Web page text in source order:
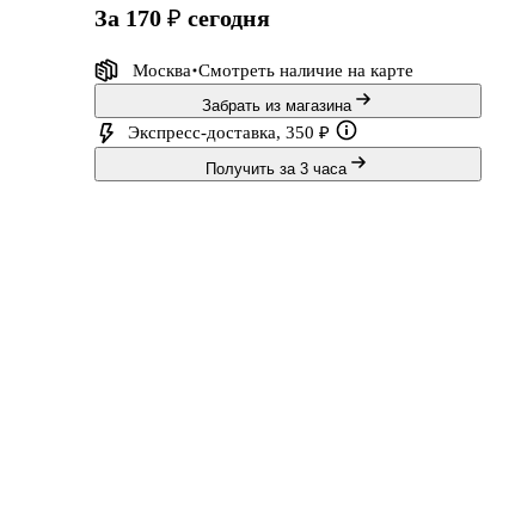
за 170 ₽ сегодня
Москва Смотреть наличие на карте
Забрать из магазина
Экспресс-доставка, 350 ₽
Получить за 3 часа